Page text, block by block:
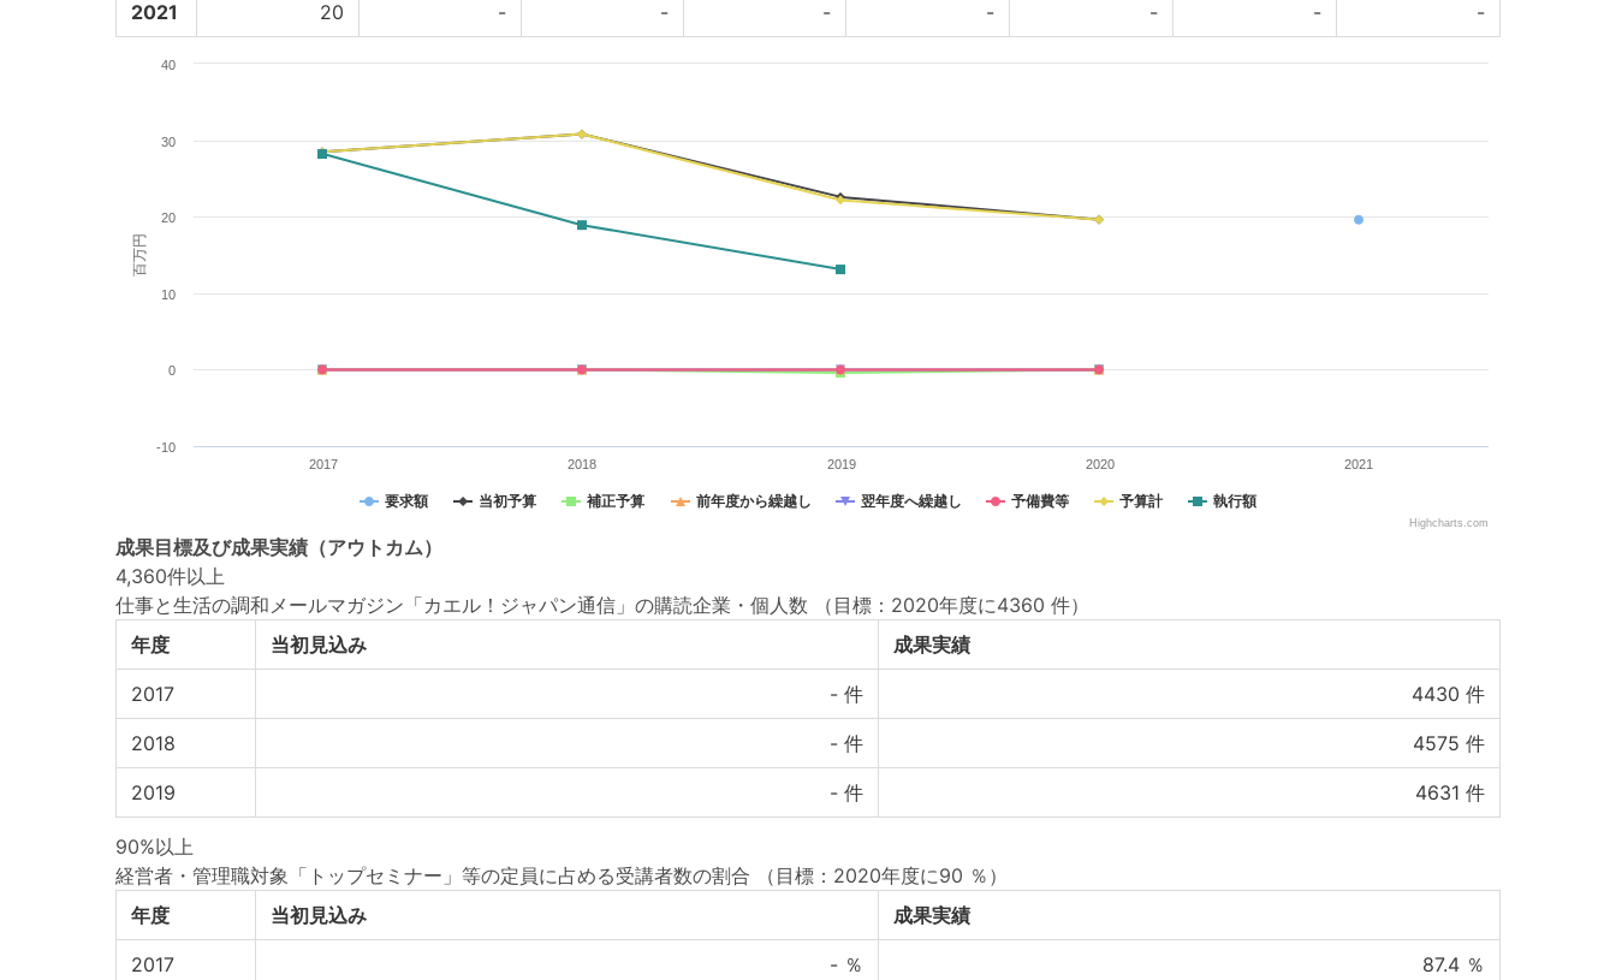
2021 20 - - - - - - -
百万円
要求額 当初予算 補正予算 前年度から繰越し 翌年度へ繰越し 予備費等 予算計 執行額
2017 2018 2019 2020 2021
-10
0
10
20
30
40
Highcharts.com
成果目標及び成果実績 （アウトカム）
4,360件以上
仕事と生活の調和メールマガジン「カエル！ジャパン通信」の購読企業・個人数
（目標：2020年度に4360 件）
年度
当初見込み 成果実績
2017 - 件 4430 件
2018 - 件 4575 件
2019 - 件 4631 件
90%以上
経営者・管理職対象「トップセミナー」等の定員に占める受講者数の割合
（目標：2020年度に90 ％）
年度
当初見込み 成果実績
2017 - ％ 87.4 ％